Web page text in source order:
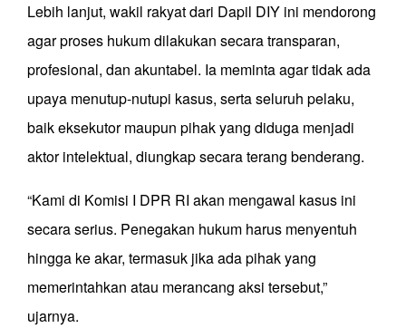
Lebih lanjut, wakil rakyat dari Dapil DIY ini mendorong
agar proses hukum dilakukan secara transparan,
profesional, dan akuntabel. Ia meminta agar tidak ada
upaya menutup-nutupi kasus, serta seluruh pelaku,
baik eksekutor maupun pihak yang diduga menjadi
aktor intelektual, diungkap secara terang benderang.
“Kami di Komisi I DPR RI akan mengawal kasus ini
secara serius. Penegakan hukum harus menyentuh
hingga ke akar, termasuk jika ada pihak yang
memerintahkan atau merancang aksi tersebut,”
ujarnya.